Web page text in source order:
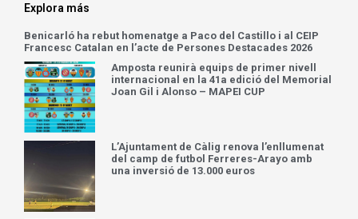
Explora más
Benicarló ha rebut homenatge a Paco del Castillo i al CEIP
Francesc Catalan en l’acte de Persones Destacades 2026
Amposta reunirà equips de primer nivell
internacional en la 41a edició del Memorial
Joan Gil i Alonso – MAPEI CUP
L’Ajuntament de Càlig renova l’enllumenat
del camp de futbol Ferreres-Arayo amb
una inversió de 13.000 euros